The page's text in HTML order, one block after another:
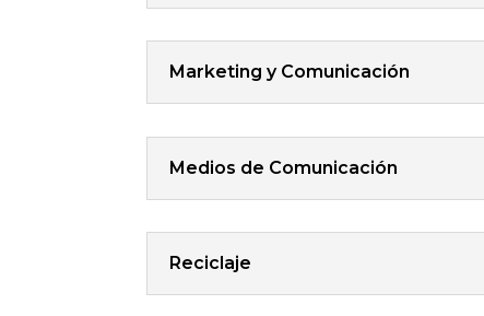
Marketing y Comunicación
Medios de Comunicación
Reciclaje